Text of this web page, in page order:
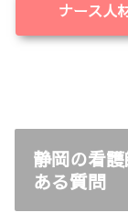
ナース人
静岡の看
ある質問